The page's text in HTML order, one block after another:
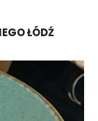
ŁÓDŹ